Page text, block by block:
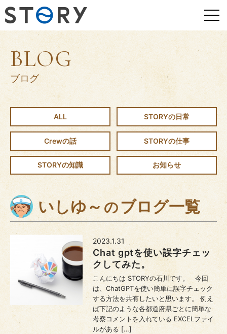
BLOG
ブログ
ALL STORYの日常
Crewの話 STORYの仕事
STORYの知識 お知らせ
いしゆ～ のブログ一覧
2023.1.31
Chat gptを使い誤字チェッ
クしてみた。
こんにちは STORYの石川です。 今回
は、ChatGPTを使い簡単に誤字チェック
する方法を共有したいと思います。 例え
ば下記のような各都道府県ごとに簡単な
考察コメントを入れている EXCELファイ
ルがある […]